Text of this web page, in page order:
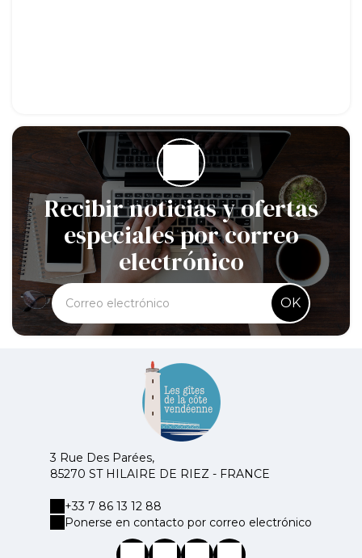
Recibir noticias y ofertas
especiales por correo
electrónico
OK
3 Rue Des Parées,
85270 ST HILAIRE DE RIEZ - FRANCE
+33 7 86 13 12 88
Ponerse en contacto por correo electrónico